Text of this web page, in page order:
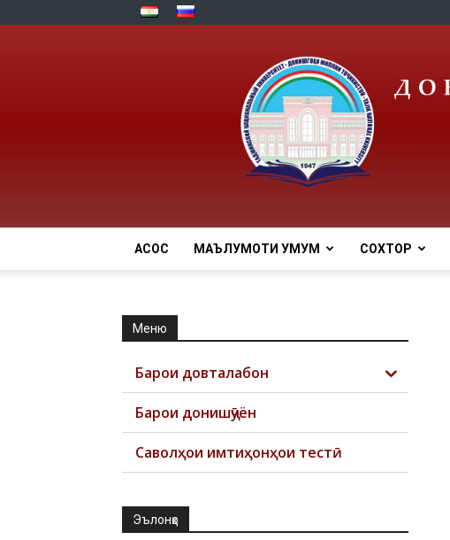
АСОСӢ МАЪЛУМОТИ УМУМӢ СОХТОР
Меню
Барои довталабон
Барои донишҷӯён
Саволҳои имтиҳонҳои тестӣ
Эълонҳо